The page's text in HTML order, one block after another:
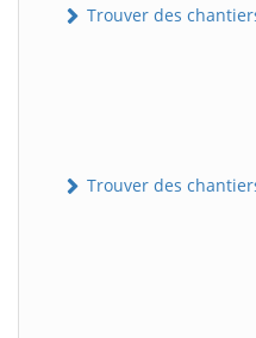
Trouver des
Trouver des